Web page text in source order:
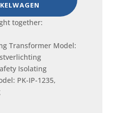
together:
Isolating
PK-IP-1235,